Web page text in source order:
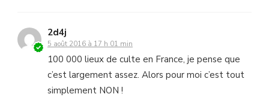
2d4j
5 août 2016 à 17 h 01 min
100 000 lieux de culte en France, je pense que
c’est largement assez. Alors pour moi c’est tout
simplement NON !